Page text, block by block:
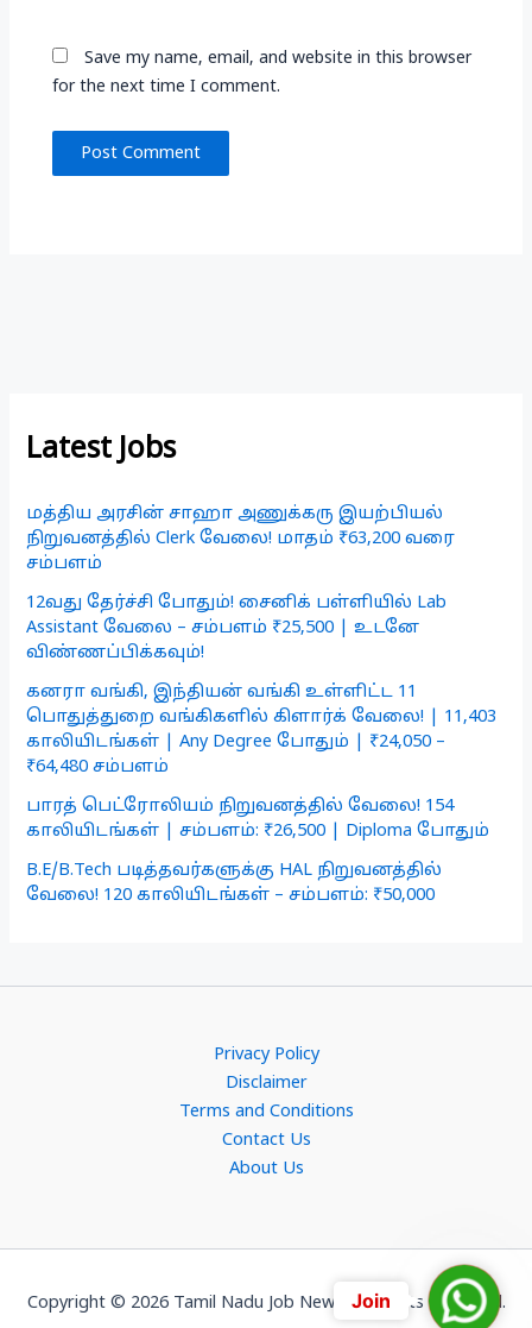
Save my name, email, and website in this browser
for the next time I comment.
Latest Jobs
மத்திய அரசின் சாஹா அணுக்கரு இயற்பியல்
நிறுவனத்தில் Clerk வேலை! மாதம் ₹63,200 வரை
சம்பளம்
12வது தேர்ச்சி போதும்! சைனிக் பள்ளியில் Lab
Assistant வேலை – சம்பளம் ₹25,500 | உடனே
விண்ணப்பிக்கவும்!
கனரா வங்கி, இந்தியன் வங்கி உள்ளிட்ட 11
பொதுத்துறை வங்கிகளில் கிளார்க் வேலை! | 11,403
காலியிடங்கள் | Any Degree போதும் | ₹24,050 –
₹64,480 சம்பளம்
பாரத் பெட்ரோலியம் நிறுவனத்தில் வேலை! 154
காலியிடங்கள் | சம்பளம்: ₹26,500 | Diploma போதும்
B.E/B.Tech படித்தவர்களுக்கு HAL நிறுவனத்தில்
வேலை! 120 காலியிடங்கள் – சம்பளம்: ₹50,000
Privacy Policy
Disclaimer
Terms and Conditions
Contact Us
About Us
Copyright © 2026 Tamil Nadu Job News. All Rights Reserved.
Join
Join